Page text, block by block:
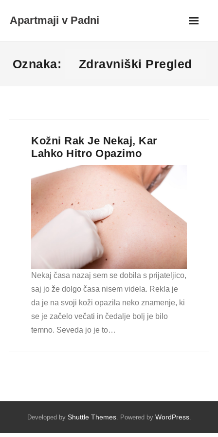
Apartmaji v Padni
Oznaka: Zdravniški Pregled
Kožni Rak Je Nekaj, Kar
Lahko Hitro Opazimo
Nekaj časa nazaj sem se dobila s prijateljico,
saj jo že dolgo časa nisem videla. Rekla je
da je na svoji koži opazila neko znamenje, ki
se je začelo večati in čedalje bolj je bilo
temno. Seveda jo je to…
Developed by Shuttle Themes. Powered by WordPress.